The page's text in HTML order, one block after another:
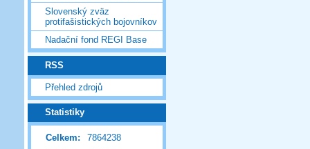
Slovenský zväz
protifašistických bojovníkov
Nadační fond REGI Base
RSS
Přehled zdrojů
Statistiky
Celkem:
7864238